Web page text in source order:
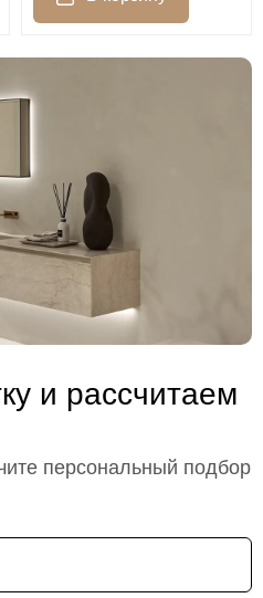
и рассчитаем
персональный подбор